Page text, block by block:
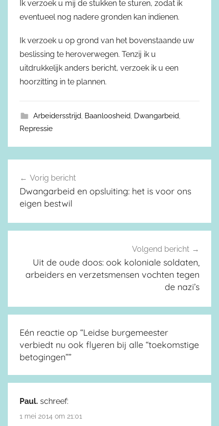
Ik verzoek u mij de stukken te sturen, zodat ik
eventueel nog nadere gronden kan indienen.
Ik verzoek u op grond van het bovenstaande uw
beslissing te heroverwegen. Tenzij ik u
uitdrukkelijk anders bericht, verzoek ik u een
hoorzitting in te plannen.
Arbeidersstrijd, Baanloosheid, Dwangarbeid,
Repressie
Berichtnavigatie
Vorig bericht
Dwangarbeid en opsluiting: het is voor ons
eigen bestwil
Volgend bericht
Uit de oude doos: ook koloniale soldaten,
arbeiders en verzetsmensen vochten tegen
de nazi’s
Eén reactie op “Leidse burgemeester
verbiedt nu ook flyeren bij alle “toekomstige
betogingen””
Paul. schreef:
1 mei 2014 om 21:01